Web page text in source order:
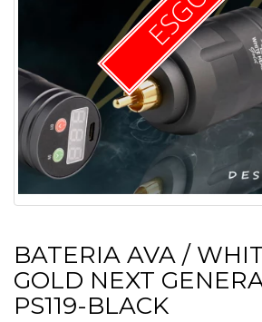
BATERIA AVA /
GOLD NEXT
PS119-BLACK